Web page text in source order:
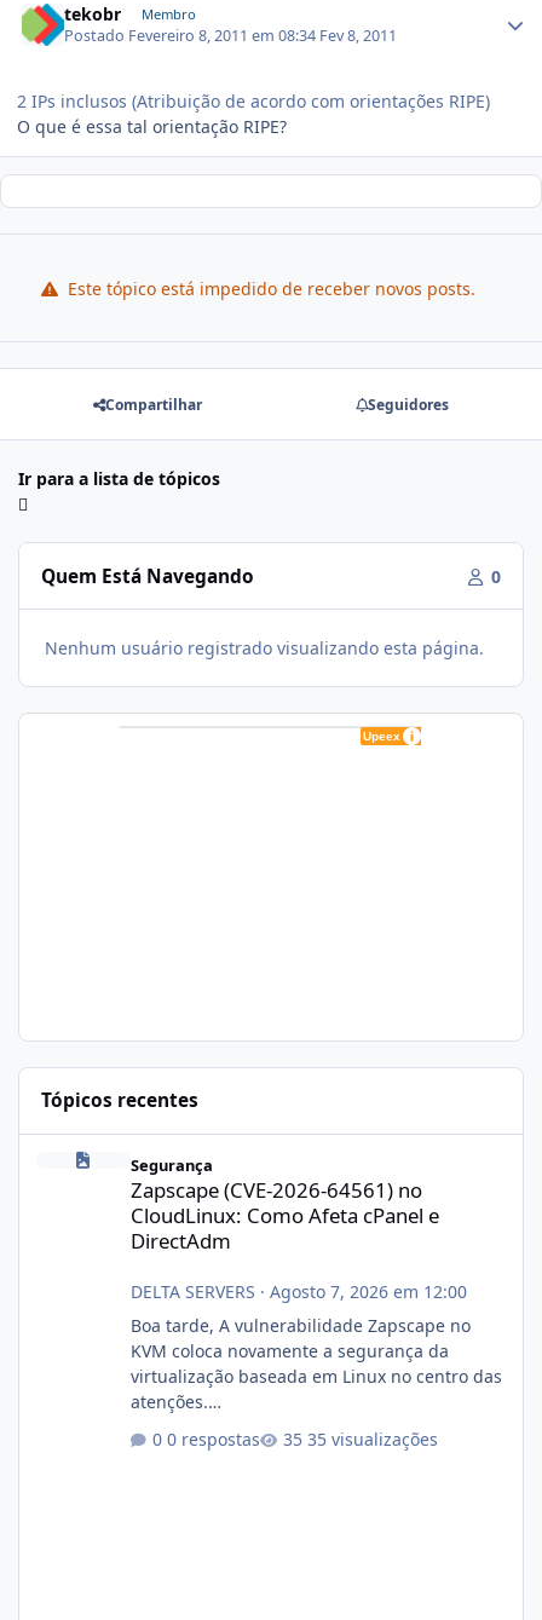
tekobr Membro
Postado Fevereiro 8, 2011 em 08:34 Fev 8, 2011
2 IPs inclusos (Atribuição de acordo com orientações RIPE)
O que é essa tal orientação RIPE?
Este tópico está impedido de receber novos posts.
Compartilhar Seguidores
Ir para a lista de tópicos
Quem Está Navegando 0
Nenhum usuário registrado visualizando esta página.
Tópicos recentes
Segurança
Zapscape (CVE-2026-64561) no
CloudLinux: Como Afeta cPanel e
DirectAdm
DELTA SERVERS · Agosto 7, 2026 em 12:00
Boa tarde, A vulnerabilidade Zapscape no
KVM coloca novamente a segurança da
virtualização baseada em Linux no centro das
atenções.
xjx23zz5f Criamos uma breve explicação:
0 respostas 35 visualizações